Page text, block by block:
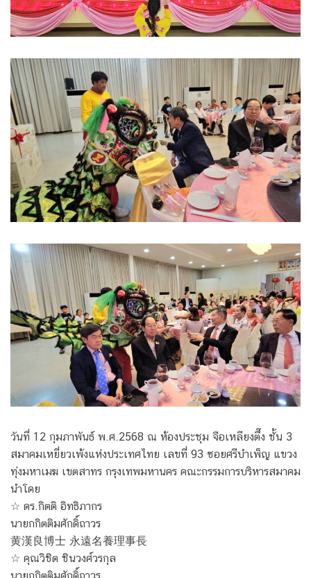
วันที่ 12 กุมภาพันธ์ พ.ศ.2568 ณ ห้องประชุม จือเหลียงตึ๊ง ชั้น 3
สมาคมเหยี่ยวเพ้งแห่งประเทศไทย เลขที่ 93 ซอยศรีบำเพ็ญ แขวง
ทุ่งมหาเมฆ เขตสาทร กรุงเทพมหานคร คณะกรรมการบริหารสมาคม
นำโดย
☆ ดร.กิตติ อิทธิภากร
นายกกิตติมศักดิ์ถาวร
黄漢良博士 永遠名養理事長
☆ คุณวิชิต ชินวงศ์วรกุล